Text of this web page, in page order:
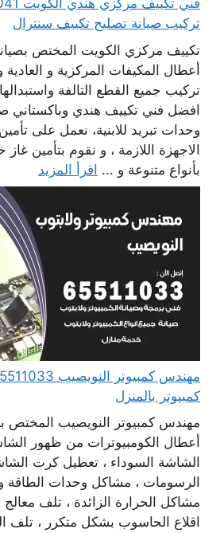
تركيب صيانة تصليح تكييف سنترال
تكييف مركزي الكويت المختص
أعطال المكيفات المركزية و
تركيب جميع القطع التالفة
افضل فني تكييف هندي وباكستاني
وحدات تبريد للابنية، نعمل على
الاجهزة اللازمة ، و نقوم بتأمين
بأنواع متنوعة و ... اقرأ المزيد
كمبيوتر بالمنزل
مهندس كمبيوتر النويصيب المختص
أعطال الكومبيوترات من ظهور
الشاشة السوداء ، تعطيل كرت
الرسومات ، مشاكل وحدات الطاقة و
مشاكل الحرارة الزائدة ، تلف
اقلاع الحاسوب بشكل متكرر ، تلف